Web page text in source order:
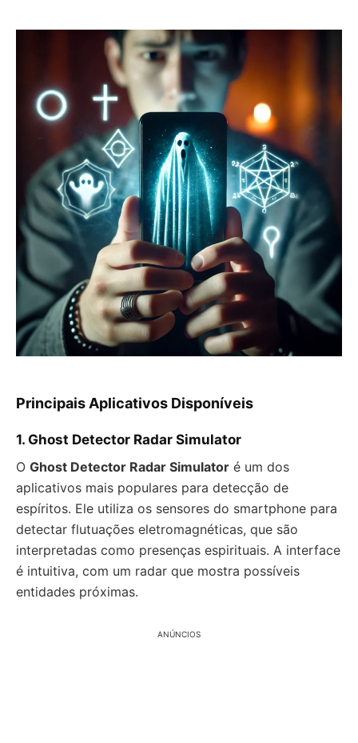
Principais Aplicativos Disponíveis
1. Ghost Detector Radar Simulator
O Ghost Detector Radar Simulator é um dos
aplicativos mais populares para detecção de
espíritos. Ele utiliza os sensores do smartphone para
detectar flutuações eletromagnéticas, que são
interpretadas como presenças espirituais. A interface
é intuitiva, com um radar que mostra possíveis
entidades próximas.
ANÚNCIOS